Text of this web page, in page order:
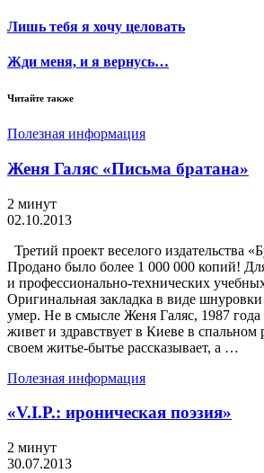
Лишь тебя я хочу целовать
Жди меня, и я вернусь…
Читайте также
Полезная информация
Женя Галяс «Письма братана»
2 минут
02.10.2013
Третий проект веселого издательства
Продано было более 1 000 000 копий!
и профессионально-технических
Оригинальная закладка в виде
умер. Не в смысле Женя Галяс, 1987
живет и здравствует в Киеве в
своем житье-бытье рассказывает, а …
Полезная информация
«V.I.P.: ироническая поэзия»
2 минут
30.07.2013